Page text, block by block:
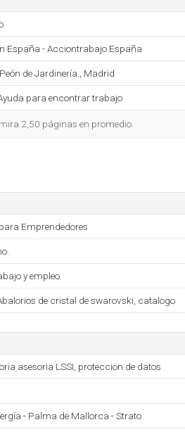
España - Acciontrabajo España
de Jardinería., Madrid
para encontrar trabajo
2,50 páginas en promedio.
Emprendedores
y empleo
de cristal de swarovski, catalogo
asesoria LSSI, proteccion de datos
- Palma de Mallorca - Strato